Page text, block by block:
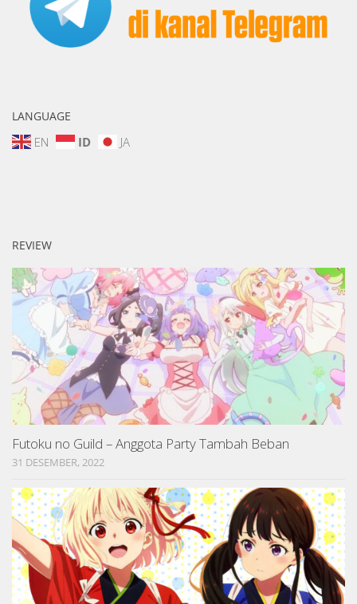
LANGUAGE
EN ID JA
REVIEW
Futoku no Guild – Anggota Party Tambah Beban
31 DESEMBER, 2022